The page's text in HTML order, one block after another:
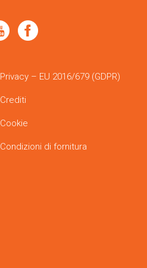
Privacy – EU 2016/679 (GDPR)
Crediti
Cookie
Condizioni di fornitura